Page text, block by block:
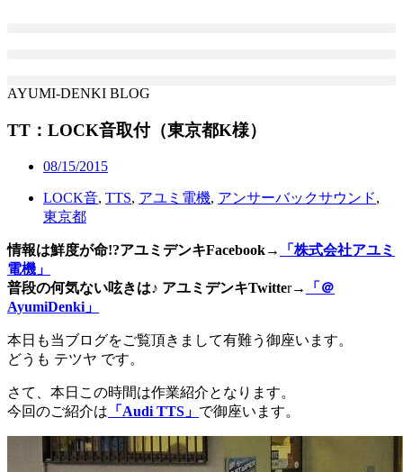
ツ
ス
AYUMI-DENKI BLOG
TT：LOCK音取付（東京都K様）
08/15/2015
LOCK音, TTS, アユミ電機, アンサーバックサウンド,
東京都
情報は鮮度が命!?アユミデンキFacebook→
「株式会社アユミ
電機」
普段の何気ない呟きは♪ アユミデンキTwitter→
「＠
AyumiDenki」
本日も当ブログをご覧頂きまして有難う御座います。
どうも テツヤ です。
さて、本日この時間は作業紹介となります。
今回のご紹介は 「Audi TTS」 で御座います。